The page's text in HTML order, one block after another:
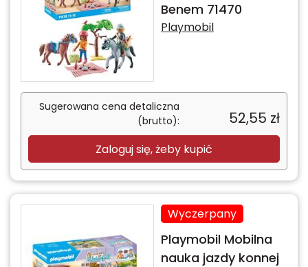
Benem 71470
Playmobil
Sugerowana cena detaliczna
(brutto):
52,55 zł
Zaloguj się, żeby kupić
Wyczerpany
Playmobil Mobilna
nauka jazdy konnej